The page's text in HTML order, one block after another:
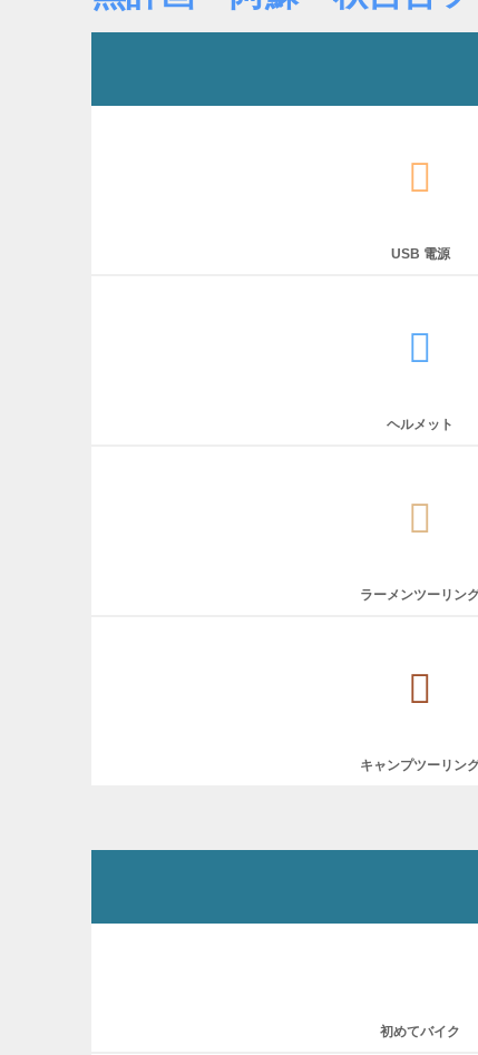
USB 電源
ヘルメット
ラーメンツーリン
キャンプツーリン
初めてバイク